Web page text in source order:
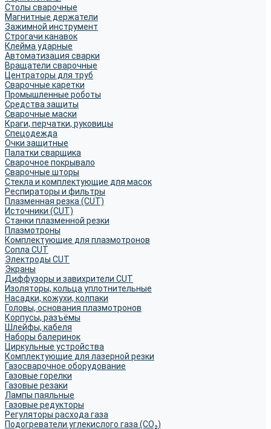
Столы сварочные
Магнитные держатели
Зажимной инструмент
Строгачи канавок
Клейма ударные
Автоматизация сварки
Вращатели сварочные
Центраторы для труб
Сварочные каретки
Промышленные роботы
Средства защиты
Сварочные маски
Краги, перчатки, руковицы
Спецодежда
Очки защитные
Палатки сварщика
Сварочное покрывало
Сварочные шторы
Стекла и комплектующие для масок
Респираторы и фильтры
Плазменная резка (CUT)
Источники (CUT)
Станки плазменной резки
Плазмотроны
Комплектующие для плазмотронов
Сопла CUT
Электроды CUT
Экраны
Диффузоры и завихрители CUT
Изоляторы, кольца уплотнительные
Насадки, кожухи, колпаки
Головы, основания плазмотронов
Корпусы, разъёмы
Шлейфы, кабеля
Наборы балеринок
Циркульные устройства
Комплектующие для лазерной резки
Газосварочное оборудование
Газовые горелки
Газовые резаки
Лампы паяльные
Газовые редукторы
Регуляторы расхода газа
Подогреватели углекислого газа (CO₂)